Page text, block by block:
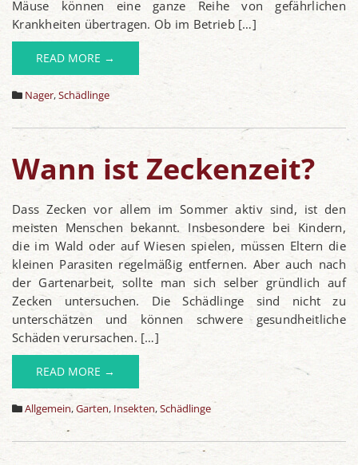
Mäuse können eine ganze Reihe von gefährlichen
Krankheiten übertragen. Ob im Betrieb […]
READ MORE →
Nager,Schädlinge
Wann ist Zeckenzeit?
Dass Zecken vor allem im Sommer aktiv sind, ist den
meisten Menschen bekannt. Insbesondere bei Kindern,
die im Wald oder auf Wiesen spielen, müssen Eltern die
kleinen Parasiten regelmäßig entfernen. Aber auch nach
der Gartenarbeit, sollte man sich selber gründlich auf
Zecken untersuchen. Die Schädlinge sind nicht zu
unterschätzen und können schwere gesundheitliche
Schäden verursachen. […]
READ MORE →
Allgemein,Garten, Insekten,Schädlinge